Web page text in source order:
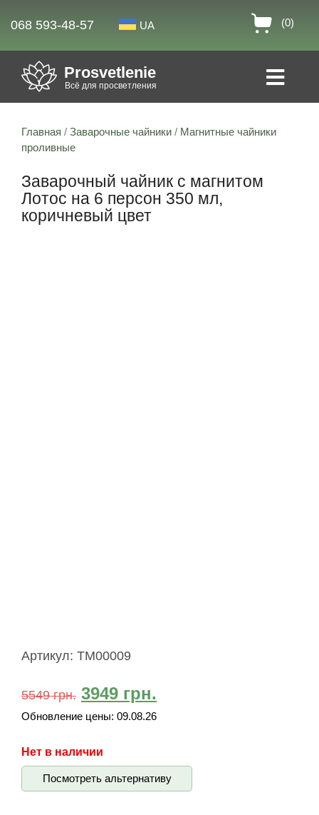
068 593-48-57 UA (0)
Prosvetlenie
Всё для просветления
Главная / Заварочные чайники / Магнитные чайники
проливные
Заварочный чайник с магнитом
Лотос на 6 персон 350 мл,
коричневый цвет
Артикул: TM00009
5549грн. 3949 грн.
Обновление цены: 09.08.26
Нет в наличии
Посмотреть альтернативу